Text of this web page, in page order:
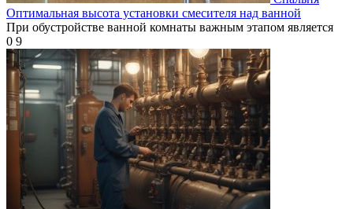
Оптимальная высота установки смесителя над ванной
При обустройстве ванной комнаты важным этапом является
0 9